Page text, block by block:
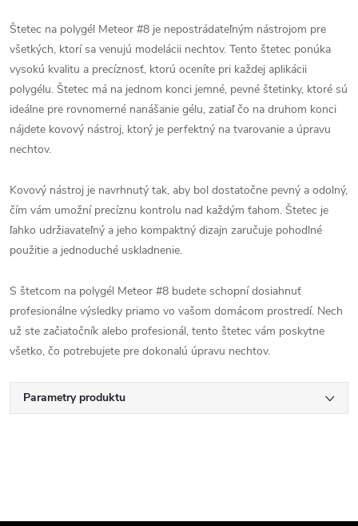
Štetec na polygél Meteor #8 je nepostrádateľným nástrojom pre
všetkých, ktorí sa venujú modelácii nechtov. Tento štetec ponúka
vysokú kvalitu a precíznosť, ktorú oceníte pri každej aplikácii
polygélu. Štetec má na jednom konci jemné, pevné štetinky, ktoré sú
ideálne pre rovnomerné nanášanie gélu, zatiaľ čo na druhom konci
nájdete kovový nástroj, ktorý je perfektný na tvarovanie a úpravu
nechtov.
Kovový nástroj je navrhnutý tak, aby bol dostatočne pevný a odolný,
čím vám umožní precíznu kontrolu nad každým ťahom. Štetec je
ľahko udržiavateľný a jeho kompaktný dizajn zaručuje pohodlné
použitie a jednoduché uskladnenie.
S štetcom na polygél Meteor #8 budete schopní dosiahnuť
profesionálne výsledky priamo vo vašom domácom prostredí. Nech
už ste začiatočník alebo profesionál, tento štetec vám poskytne
všetko, čo potrebujete pre dokonalú úpravu nechtov.
Parametry produktu